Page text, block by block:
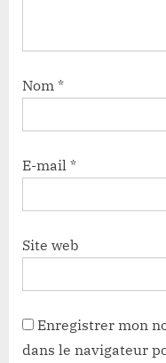
Nom *
E-mail *
Site web
Enregistrer mon
dans le navigateur